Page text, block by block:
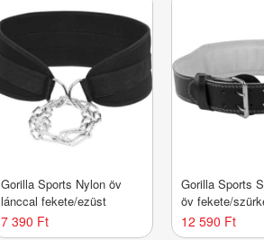
Gorilla Sports Nylon öv
lánccal fekete/ezüst
7 390 Ft
Gorilla Sports
öv fekete/
12 590 Ft